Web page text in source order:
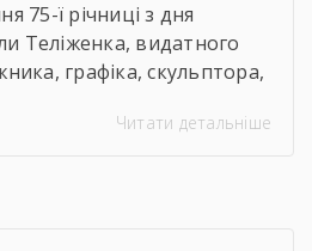
75-ї річниці з дня
Теліженка, видатного
графіка, скульптора,
спілки
Читати детальніше